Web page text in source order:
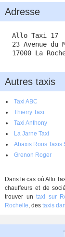
Adresse
Allo Taxi 17
23 Avenue du
17000 La
Autres taxis
Taxi ABC
Thierry Taxi
Taxi Anthony
La Jarne Taxi
Abaxis Roos Taxis
Grenon Roger
Dans le cas où Allo
chauffeurs et de
trouver untaxi sur
Rochelle, des taxis